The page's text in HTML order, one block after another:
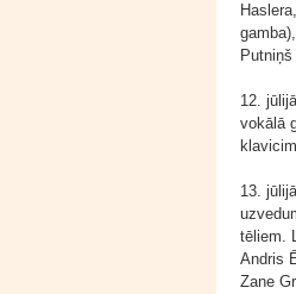
12.
vokālā
13.
tēliem.
Andris
Zane